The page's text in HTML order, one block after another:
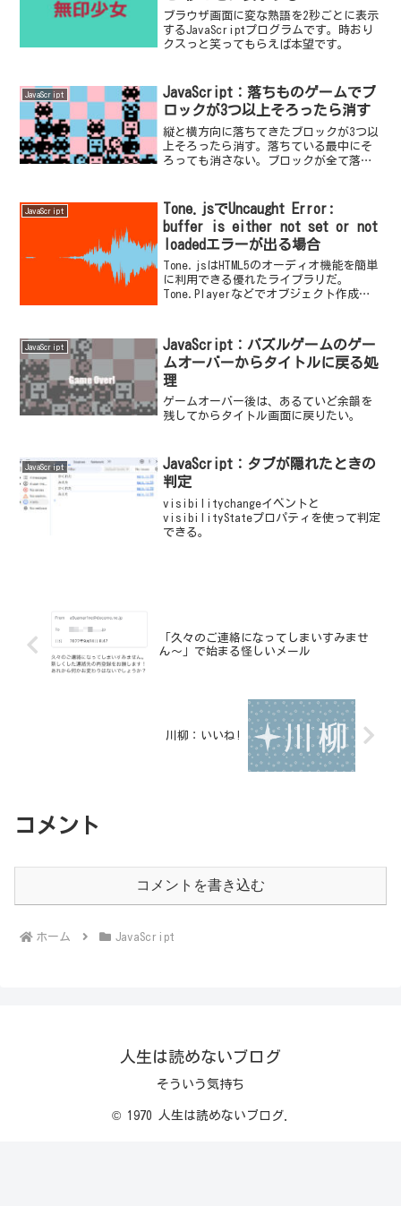
ブラウザ画面に変な熟語を2秒ごとに表示
するJavaScriptプログラムです。時おり
クスっと笑ってもらえば本望です。
JavaScript
JavaScript：落ちものゲームでブ
ロックが3つ以上そろったら消す
縦と横方向に落ちてきたブロックが3つ以
上そろったら消す。落ちている最中にそ
ろっても消さない。ブロックが全て落ち
JavaScript
Tone.jsでUncaught Error:
buffer is either not set or not
loadedエラーが出る場合
Tone.jsはHTML5のオーディオ機能を簡単
に利用できる優れたライブラリだ。
Tone.Playerなどでオブジェクト作成
Tone.js:7 Uncaught Error...
JavaScript
JavaScript：パズルゲームのゲー
ムオーバーからタイトルに戻る処
理
ゲームオーバー後は、あるていど余韻を
残してからタイトル画面に戻りたい。
JavaScript
JavaScript：タブが隠れたときの
判定
visibilitychangeイベントと
visibilityStateプロパティを使って判定
できる。
「久々のご連絡になってしまいすみませ
ん～」で始まる怪しいメール
川柳：いいね!
コメント
コメントを書き込む
ホーム JavaScript
人生は読めないブログ
そういう気持ち
© 1970 人生は読めないブログ.